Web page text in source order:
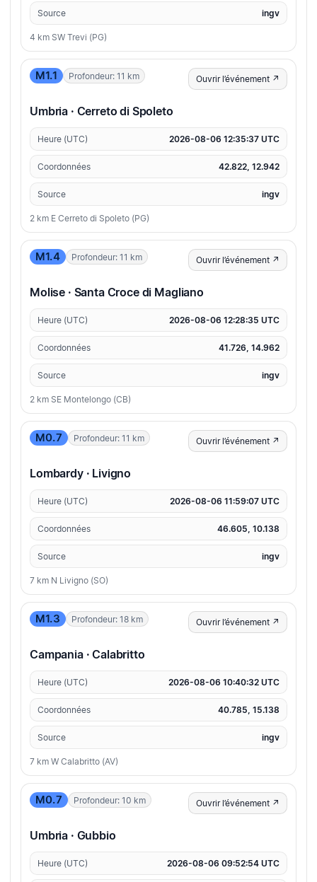
Source ingv
4 km SW Trevi (PG)
M1.1 Profondeur: 11 km Ouvrir l’événement ↗
Umbria · Cerreto di Spoleto
Heure (UTC) 2026-08-06 12:35:37 UTC
Coordonnées 42.822, 12.942
Source ingv
2 km E Cerreto di Spoleto (PG)
M1.4 Profondeur: 11 km Ouvrir l’événement ↗
Molise · Santa Croce di Magliano
Heure (UTC) 2026-08-06 12:28:35 UTC
Coordonnées 41.726, 14.962
Source ingv
2 km SE Montelongo (CB)
M0.7 Profondeur: 11 km Ouvrir l’événement ↗
Lombardy · Livigno
Heure (UTC) 2026-08-06 11:59:07 UTC
Coordonnées 46.605, 10.138
Source ingv
7 km N Livigno (SO)
M1.3 Profondeur: 18 km Ouvrir l’événement ↗
Campania · Calabritto
Heure (UTC) 2026-08-06 10:40:32 UTC
Coordonnées 40.785, 15.138
Source ingv
7 km W Calabritto (AV)
M0.7 Profondeur: 10 km Ouvrir l’événement ↗
Umbria · Gubbio
Heure (UTC) 2026-08-06 09:52:54 UTC